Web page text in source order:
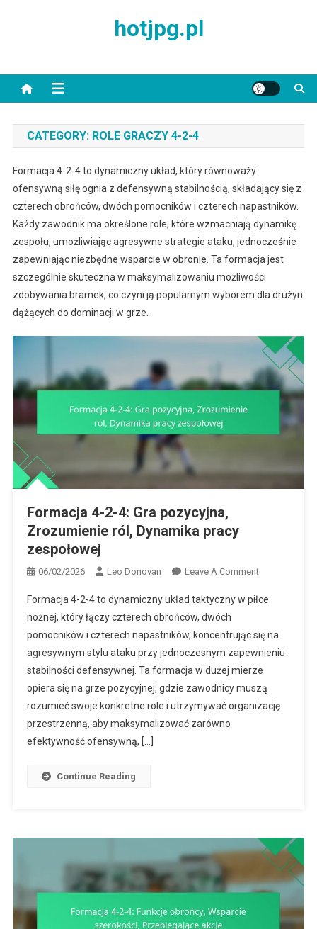
hotjpg.pl
CATEGORY: ROLE GRACZY 4-2-4
Formacja 4-2-4 to dynamiczny układ, który równoważy
ofensywną siłę ognia z defensywną stabilnością, składający się z
czterech obrońców, dwóch pomocników i czterech napastników.
Każdy zawodnik ma określone role, które wzmacniają dynamikę
zespołu, umożliwiając agresywne strategie ataku, jednocześnie
zapewniając niezbędne wsparcie w obronie. Ta formacja jest
szczególnie skuteczna w maksymalizowaniu możliwości
zdobywania bramek, co czyni ją popularnym wyborem dla drużyn
dążących do dominacji w grze.
Formacja 4-2-4: Gra pozycyjna,
Zrozumienie ról, Dynamika pracy
zespołowej
06/02/2026 Leo Donovan Leave A CommentOn
4-
4:
Gra
Pozycyjna,
Zrozumienie
Ról,
Formacja 4-2-4 to dynamiczny układ taktyczny w piłce
nożnej, który łączy czterech obrońców, dwóch
pomocników i czterech napastników, koncentrując się na
agresywnym stylu ataku przy jednoczesnym zapewnieniu
stabilności defensywnej. Ta formacja w dużej mierze
opiera się na grze pozycyjnej, gdzie zawodnicy muszą
rozumieć swoje konkretne role i utrzymywać organizację
przestrzenną, aby maksymalizować zarówno
efektywność ofensywną, […]
Continue Reading